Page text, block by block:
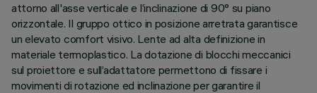
attorno all'asse verticale e l’inclinazione di 90° su piano
orizzontale. Il gruppo ottico in posizione arretrata garantisce
un elevato comfort visivo. Lente ad alta definizione in
materiale termoplastico. La dotazione di blocchi meccanici
sul proiettore e sull’adattatore permettono di fissare i
movimenti di rotazione ed inclinazione per garantire il